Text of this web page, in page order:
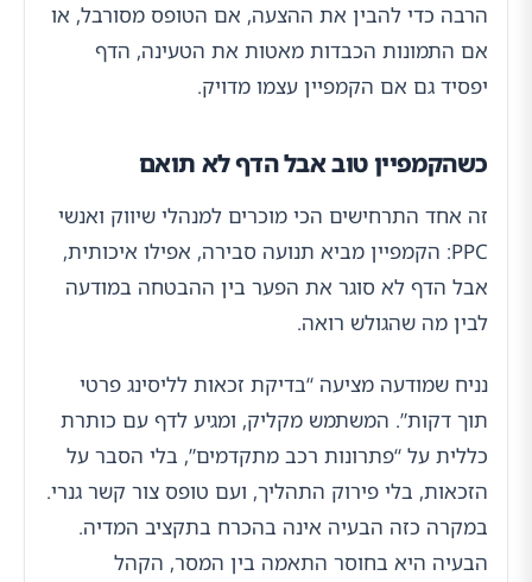
הרבה כדי להבין את ההצעה, אם הטופס מסורבל, או
אם התמונות הכבדות מאטות את הטעינה, הדף
יפסיד גם אם הקמפיין עצמו מדויק.
כשהקמפיין טוב אבל הדף לא תואם
זה אחד התרחישים הכי מוכרים למנהלי שיווק ואנשי
PPC: הקמפיין מביא תנועה סבירה, אפילו איכותית,
אבל הדף לא סוגר את הפער בין ההבטחה במודעה
לבין מה שהגולש רואה.
נניח שמודעה מציעה “בדיקת זכאות לליסינג פרטי
תוך דקות”. המשתמש מקליק, ומגיע לדף עם כותרת
כללית על “פתרונות רכב מתקדמים”, בלי הסבר על
הזכאות, בלי פירוק התהליך, ועם טופס צור קשר גנרי.
במקרה כזה הבעיה אינה בהכרח בתקציב המדיה.
הבעיה היא בחוסר התאמה בין המסר, הקהל